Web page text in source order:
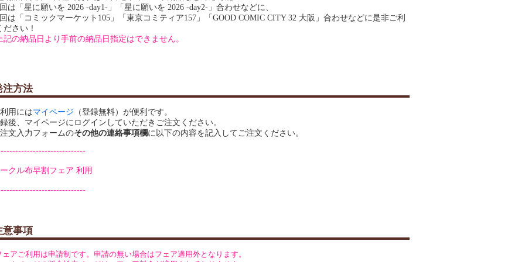
は「星に願いを 2026 -day1-」「星に願いを 2026 -day2-」合わせなどに、
は「コミックマーケット105」「東京コミティア157」「GOOD COMIC CITY 32 大阪」合わせなどに是非ご利
ださい！
記の納品日より手前の納品日指定はできません。
注方法
用にはマイページ （登録無料）が便利です。
後、マイページにログインしていただきご注文ください。
文入力フォームのその他の連絡事項欄に以下の内容を記入してご注文ください。
クル布早割フェア 利用
意事項
ェアご利用は申請制です。申請の無い場合はフェア適用外となります。